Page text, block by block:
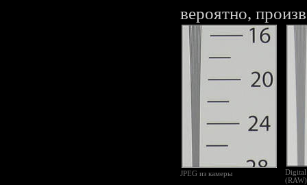
вероятно,
JPEG из камеры
Digital
(RAW)